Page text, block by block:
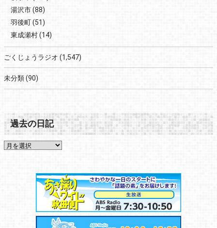
湯沢市(88)
羽後町(51)
東成瀬村(14)
ごくじょうラジオ (1,547)
未分類(90)
過去の日記